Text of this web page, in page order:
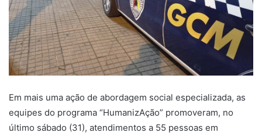
Em mais uma ação de abordagem social especializada, as
equipes do programa “HumanizAção” promoveram, no
último sábado (31), atendimentos a 55 pessoas em